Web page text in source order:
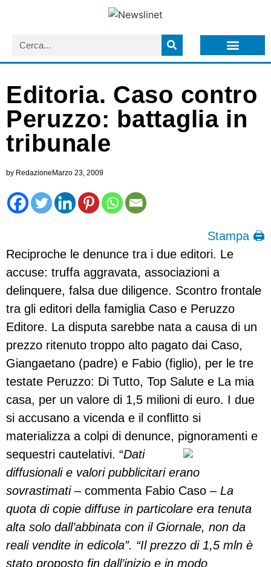
Editoria. Caso contro
Peruzzo: battaglia in
tribunale
by RedazioneMarzo 23, 2009
Stampa 🖨
Reciproche le denunce tra i due editori. Le
accuse: truffa aggravata, associazioni a
delinquere, falsa due diligence. Scontro frontale
tra gli editori della famiglia Caso e Peruzzo
Editore. La disputa sarebbe nata a causa di un
prezzo ritenuto troppo alto pagato dai Caso,
Giangaetano (padre) e Fabio (figlio), per le tre
testate Peruzzo: Di Tutto, Top Salute e La mia
casa, per un valore di 1,5 milioni di euro. I due
si accusano a vicenda e il conflitto si
materializza a colpi di denunce, pignoramenti e
sequestri cautelativi. “Dati
diffusionali e valori pubblicitari erano
sovrastimati – commenta Fabio Caso – La
quota di copie diffuse in particolare era tenuta
alta solo dall’abbinata con il Giornale, non da
reali vendite in edicola”. “Il prezzo di 1,5 mln è
stato proposto fin dall’inizio e in modo